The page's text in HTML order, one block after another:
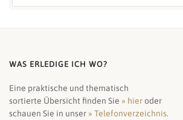
WAS ERLEDIGE ICH WO?
Eine praktische und thematisch
sortierte Übersicht finden Sie » hieroder
schauen Sie in unser » Telefonverzeichnis.